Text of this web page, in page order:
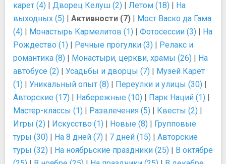
карет (4) | Дворец Келуш (2) | Летом (18) | На
выходных (5) | Активности (7) | Мост Васко да Гама
(4) | Монастырь Кармелитов (1) | Фотосессии (3) | На
Рождество (1) | Речные прогулки (3) | Релакс и
романтика (8) | Монастыри, церкви, храмы (26) | На
автобусе (2) | Усадьбы и дворцы (7) | Музей Карет
(1) | Уникальный опыт (8) | Переулки и улицы (30) |
Авторские (17) | Набережные (10) | Парк Наций (1) |
Мастер-классы (1) | Развлечения (5) | Квесты (2) |
Игры (2) | Искусство (1) | Новые (8) | Групповые
туры (30) | На 8 дней (7) | 7 дней (15) | Авторские
туры (32) | На ноябрьские праздники (25) | В октябре